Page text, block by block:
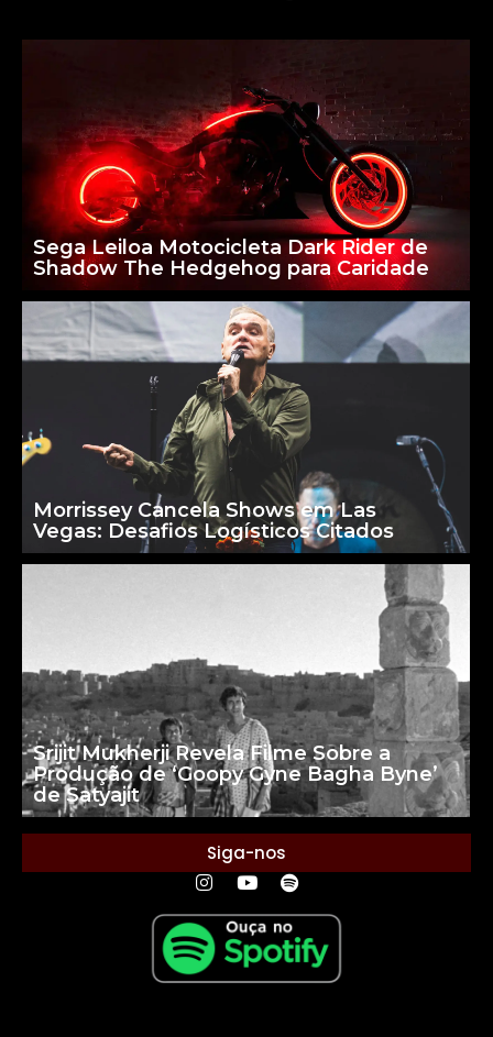
Sega Leiloa Motocicleta Dark Rider de
Shadow The Hedgehog para Caridade
Morrissey Cancela Shows em Las
Vegas: Desafios Logísticos Citados
Srijit Mukherji Revela Filme Sobre a
Produção de ‘Goopy Gyne Bagha Byne’
de Satyajit
Siga-nos